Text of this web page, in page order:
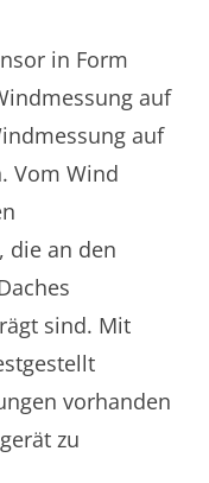
in Form
auf
auf
Vom Wind
die an den
sind. Mit
vorhanden
zu